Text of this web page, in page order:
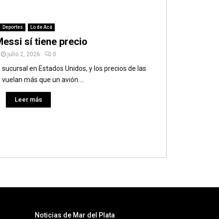
Deportes Lo de Acá
sí tiene precio
julio 2, 2026 0
en Estados Unidos, y los precios de las
más que un avión....
Leer más
Noticias de Mar del Plata